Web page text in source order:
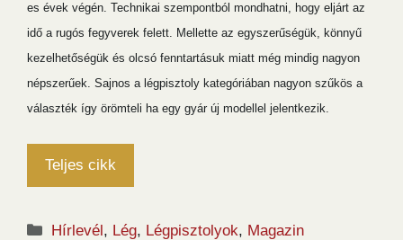
es évek végén. Technikai szempontból mondhatni, hogy eljárt az
idő a rugós fegyverek felett. Mellette az egyszerűségük, könnyű
kezelhetőségük és olcsó fenntartásuk miatt még mindig nagyon
népszerűek. Sajnos a légpisztoly kategóriában nagyon szűkös a
választék így örömteli ha egy gyár új modellel jelentkezik.
Teljes cikk
Kategória
Hírlevél, Lég, Légpisztolyok, Magazin